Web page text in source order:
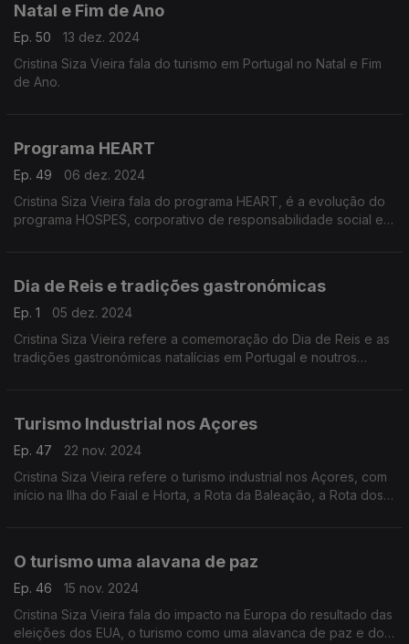
Natal e Fim de Ano
Ep. 50
13 dez. 2024
Cristina Siza Vieira fala do turismo em Portugal no Natal e Fim
de Ano.
Programa HEART
Ep. 49
06 dez. 2024
Cristina Siza Vieira fala do programa HEART, é a evolução do
programa HOSPES, corporativo de responsabilidade social e
Dia de Reis e tradições gastronómicas
Ep. 1
05 dez. 2024
Cristina Siza Vieira refere a comemoração do Dia de Reis e as
tradições gastronómicas natalícias em Portugal e noutros
Turismo Industrial nos Açores
Ep. 47
22 nov. 2024
Cristina Siza Vieira refere o turismo industrial nos Açores, com
início na Ilha do Faial e Horta, a Rota da Baleação, a Rota dos
O turismo uma alavana de paz
Ep. 46
15 nov. 2024
Cristina Siza Vieira fala do impacto na Europa do resultado das
eleições dos EUA, o turismo como uma alavanca de paz e do